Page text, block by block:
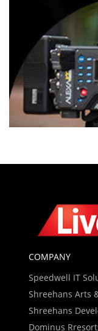
COMPANY
Speedwell IT
Shreehans Arts
Shreehans
Dominus